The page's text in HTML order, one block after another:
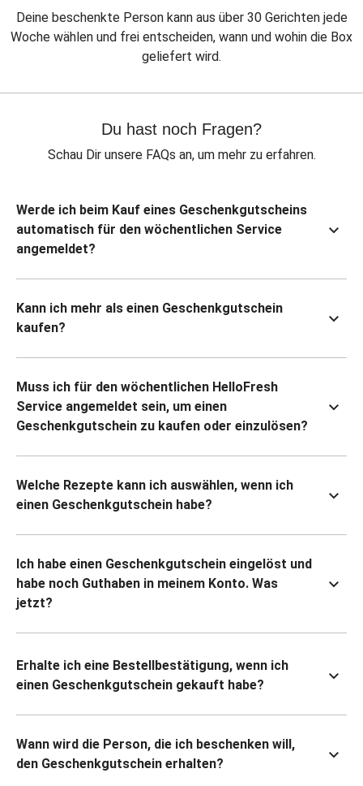
Deine beschenkte Person kann aus über 30 Gerichten jede
Woche wählen und frei entscheiden, wann und wohin die Box
geliefert wird.
Du hast noch Fragen?
Schau Dir unsere FAQs an, um mehr zu erfahren.
Werde ich beim Kauf eines Geschenkgutscheins
automatisch für den wöchentlichen Service
angemeldet?
Kann ich mehr als einen Geschenkgutschein
kaufen?
Muss ich für den wöchentlichen HelloFresh
Service angemeldet sein, um einen
Geschenkgutschein zu kaufen oder einzulösen?
Welche Rezepte kann ich auswählen, wenn ich
einen Geschenkgutschein habe?
Ich habe einen Geschenkgutschein eingelöst und
habe noch Guthaben in meinem Konto. Was
jetzt?
Erhalte ich eine Bestellbestätigung, wenn ich
einen Geschenkgutschein gekauft habe?
Wann wird die Person, die ich beschenken will,
den Geschenkgutschein erhalten?